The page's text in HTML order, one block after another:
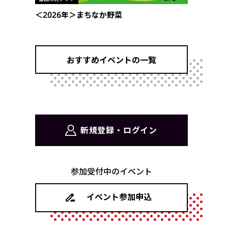
＜2026年＞まちなか野菜
おすすめイベントの一覧
新規登録・ログイン
参加受付中のイベント
イベント参加申込